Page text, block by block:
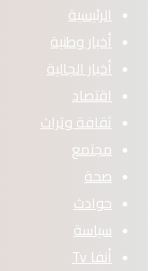
الرئيسية
أخبار وطنية
أخبار الجالية
اقتصاد
ثقافة وتراث
مجتمع
صحة
حوادث
سياسة
أنفا Tv